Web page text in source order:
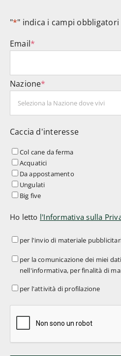
"*" indica i campi obbligatori
Email*
Nazione*
Caccia d'interesse
Col cane da ferma
Acquatici
Da appostamento
Ungulati
Big five
Ho letto l'Informativa sulla
per
pubblicitario*
per l'invio di materiale
per
comunicazione
per la comunicazione dei miei
nell'informativa, per finalità di
per
di
profilazione
per l'attività di profilazione